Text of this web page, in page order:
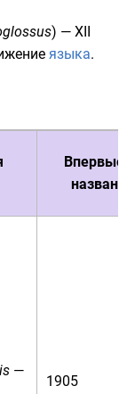
) — XII
языка.
Впервые
назван
—
1905